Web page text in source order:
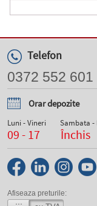
Telefon
0372 552 601
Orar depozite
Luni - Vineri
09 - 17
Sambata -
Închis
Afiseaza preturile: